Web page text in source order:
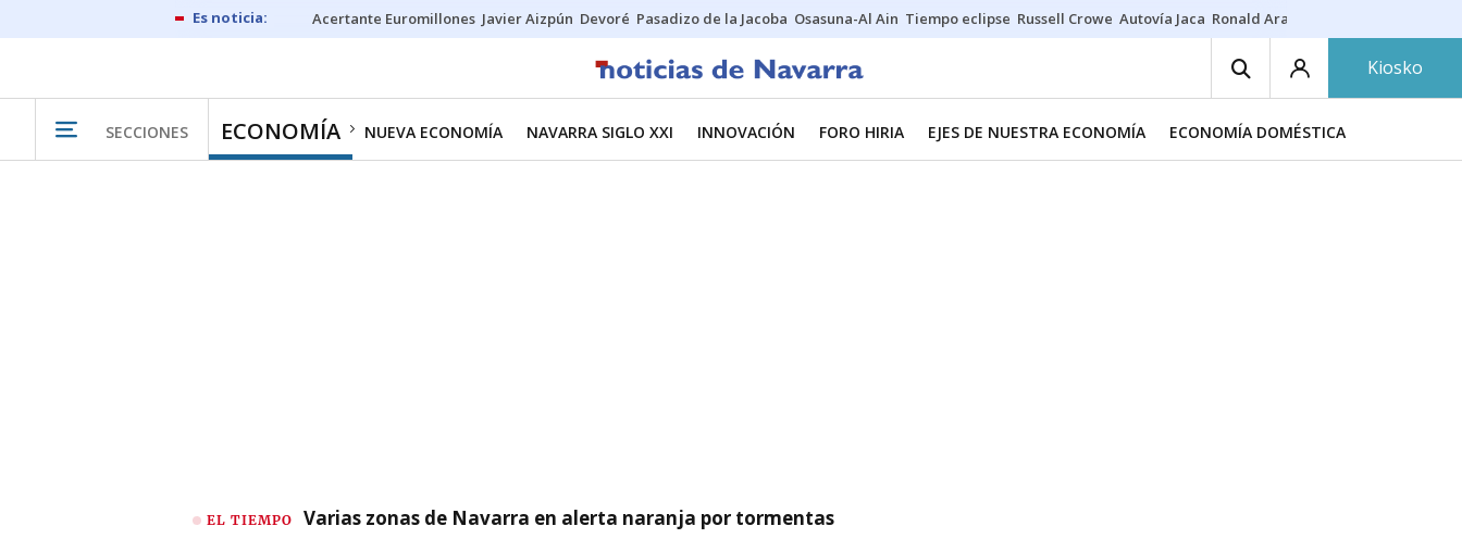
Acertante Euromillones Javier Aizpún Devoré Pasadizo de la Jacoba Osasuna-Al Ain Tiempo eclipse Russell Crowe Autovía Jaca Ronald Araújo
Kiosko
SECCIONES ECONOMÍA NUEVA ECONOMÍA NAVARRA SIGLO XXI INNOVACIÓN FORO HIRIA EJES DE NUESTRA ECONOMÍA ECONOMÍA DOMÉSTICA
EL TIEMPO Varias zonas de Navarra en alerta naranja por tormentas